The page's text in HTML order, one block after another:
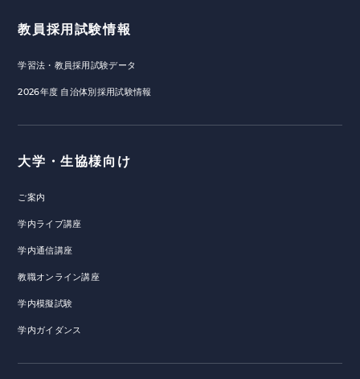
教員採用試験情報
学習法・教員採用試験データ
2026年度 自治体別採用試験情報
大学・生協様向け
ご案内
学内ライブ講座
学内通信講座
教職オンライン講座
学内模擬試験
学内ガイダンス